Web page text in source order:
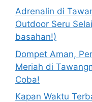
Adrenalin di
Outdoor Seru
basahan!)
Dompet Aman,
Meriah di
Coba!
Kapan Waktu